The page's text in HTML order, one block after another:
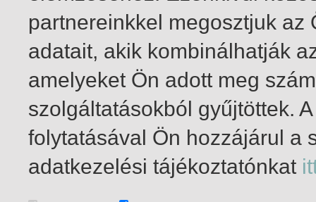
1-1 / total 1 hit
partnereinkkel megosztjuk
adatait, akik kombinálhatják
amelyeket Ön adott meg
szolgáltatásokból gyűjtöttek.
folytatásával Ön hozzájárul a
adatkezelési tájékoztatónkat